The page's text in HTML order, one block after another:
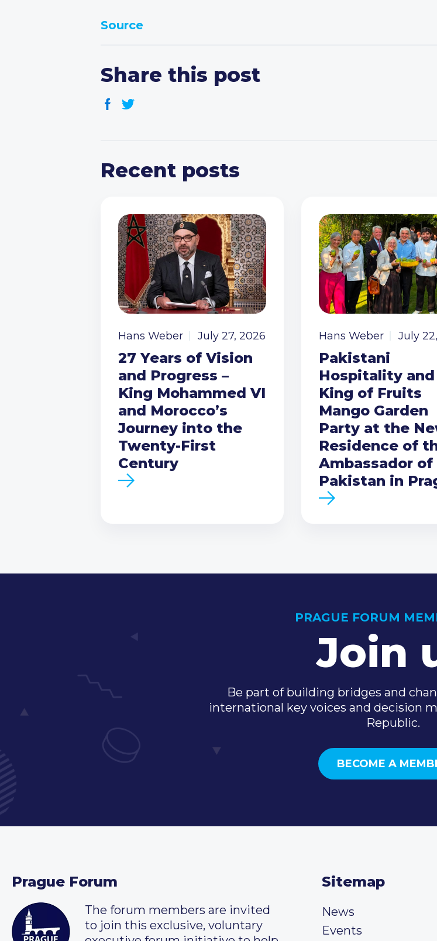
Source
Share this post
Recent posts
Hans Weber July 27, 2026
27 Years of Vision
and Progress –
King Mohammed VI
and Morocco’s
Journey into the
Twenty-First
Century
Hans Weber July
Pakistani
Hospitality
King of Fruits
Mango Garden
Party at the
Residence of
Ambassador of
Pakistan in
PRAGUE FORUM
Join
Be part of building bridges and
international key voices and decision
Republic.
BECOME A
Prague Forum
The forum members are invited
to join this exclusive, voluntary
Sitemap
News
Events